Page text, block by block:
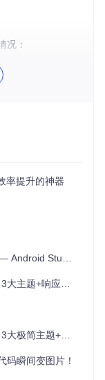
况：
无法提供清晰的
。它能够帮你：
调试。
Studio和Int
的工作效率。快
率提升的神器
Studio插件精选
式设计全指南 🚀
实用功能全解析 ✨
码瞬间变图片！